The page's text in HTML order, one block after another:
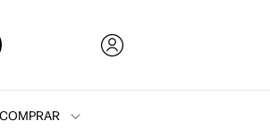
COMPRAR